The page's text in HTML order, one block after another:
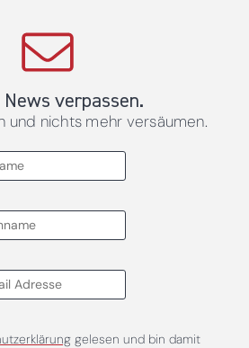
News verpassen.
und nichts mehr versäumen.
gelesen und bin damit